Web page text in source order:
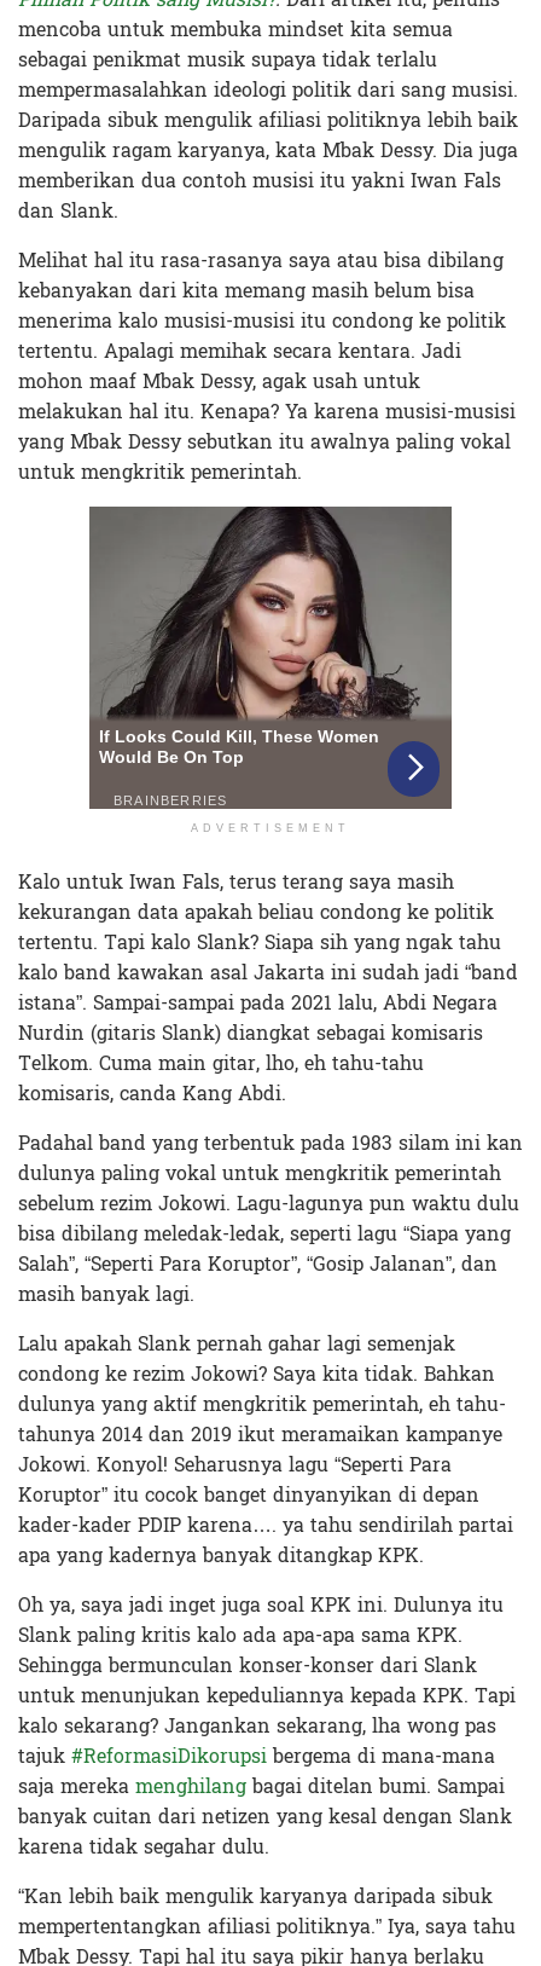
mencoba untuk membuka mindset kita semua
sebagai penikmat musik supaya tidak terlalu
mempermasalahkan ideologi politik dari sang musisi.
Daripada sibuk mengulik afiliasi politiknya lebih baik
mengulik ragam karyanya, kata Mbak Dessy. Dia juga
memberikan dua contoh musisi itu yakni Iwan Fals
dan Slank.
Melihat hal itu rasa-rasanya saya atau bisa dibilang
kebanyakan dari kita memang masih belum bisa
menerima kalo musisi-musisi itu condong ke politik
tertentu. Apalagi memihak secara kentara. Jadi
mohon maaf Mbak Dessy, agak usah untuk
melakukan hal itu. Kenapa? Ya karena musisi-musisi
yang Mbak Dessy sebutkan itu awalnya paling vokal
untuk mengkritik pemerintah.
ADVERTISEMENT
Kalo untuk Iwan Fals, terus terang saya masih
kekurangan data apakah beliau condong ke politik
tertentu. Tapi kalo Slank? Siapa sih yang ngak tahu
kalo band kawakan asal Jakarta ini sudah jadi “band
istana”. Sampai-sampai pada 2021 lalu, Abdi Negara
Nurdin (gitaris Slank) diangkat sebagai komisaris
Telkom. Cuma main gitar, lho, eh tahu-tahu
komisaris, canda Kang Abdi.
Padahal band yang terbentuk pada 1983 silam ini kan
dulunya paling vokal untuk mengkritik pemerintah
sebelum rezim Jokowi. Lagu-lagunya pun waktu dulu
bisa dibilang meledak-ledak, seperti lagu “Siapa yang
Salah”, “Seperti Para Koruptor”, “Gosip Jalanan”, dan
masih banyak lagi.
Lalu apakah Slank pernah gahar lagi semenjak
condong ke rezim Jokowi? Saya kita tidak. Bahkan
dulunya yang aktif mengkritik pemerintah, eh tahu-
tahunya 2014 dan 2019 ikut meramaikan kampanye
Jokowi. Konyol! Seharusnya lagu “Seperti Para
Koruptor” itu cocok banget dinyanyikan di depan
kader-kader PDIP karena…. ya tahu sendirilah partai
apa yang kadernya banyak ditangkap KPK.
Oh ya, saya jadi inget juga soal KPK ini. Dulunya itu
Slank paling kritis kalo ada apa-apa sama KPK.
Sehingga bermunculan konser-konser dari Slank
untuk menunjukan kepeduliannya kepada KPK. Tapi
kalo sekarang? Jangankan sekarang, lha wong pas
tajuk#ReformasiDikorupsibergema di mana-mana
saja merekamenghilangbagai ditelan bumi. Sampai
banyak cuitan dari netizen yang kesal dengan Slank
karena tidak segahar dulu.
“Kan lebih baik mengulik karyanya daripada sibuk
mempertentangkan afiliasi politiknya.” Iya, saya tahu
Mbak Dessy. Tapi hal itu saya pikir hanya berlaku